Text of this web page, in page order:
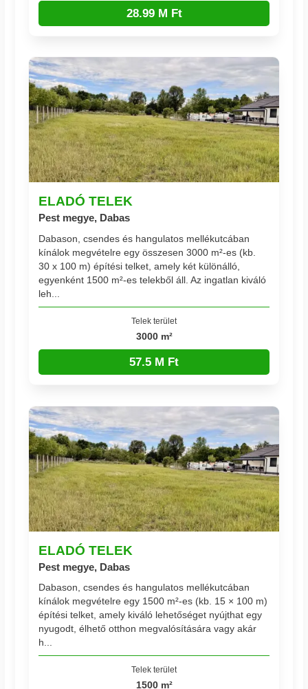
28.99 M Ft
ELADÓ TELEK
Pest megye, Dabas
Dabason, csendes és hangulatos mellékutcában
kínálok megvételre egy összesen 3000 m²-es (kb.
30 x 100 m) építési telket, amely két különálló,
egyenként 1500 m²-es telekből áll. Az ingatlan kiváló
leh...
Telek terület
3000 m²
57.5 M Ft
ELADÓ TELEK
Pest megye, Dabas
Dabason, csendes és hangulatos mellékutcában
kínálok megvételre egy 1500 m²-es (kb. 15 × 100 m)
építési telket, amely kiváló lehetőséget nyújthat egy
nyugodt, élhető otthon megvalósítására vagy akár
h...
Telek terület
1500 m²